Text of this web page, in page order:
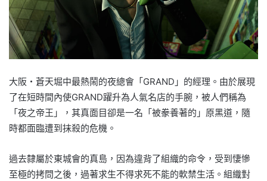
大阪・蒼天堀中最熱鬧的夜總會「GRAND」的經理。由於展現
了在短時間內使GRAND躍升為人氣名店的手腕，被人們稱為
「夜之帝王」，其真面目卻是一名「被豢養著的」原黑道，隨
時都面臨遭到抹殺的危機。
過去隸屬於東城會的真島，因為違背了組織的命令，受到悽慘
至極的拷問之後，過著求生不得求死不能的軟禁生活。組織對